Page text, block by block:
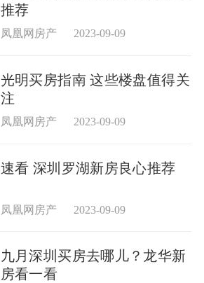
推荐
凤凰网房产 2023-09-09
光明买房指南 这些楼盘值得关
注
凤凰网房产 2023-09-09
速看 深圳罗湖新房良心推荐
凤凰网房产 2023-09-09
九月深圳买房去哪儿？龙华新
房看一看